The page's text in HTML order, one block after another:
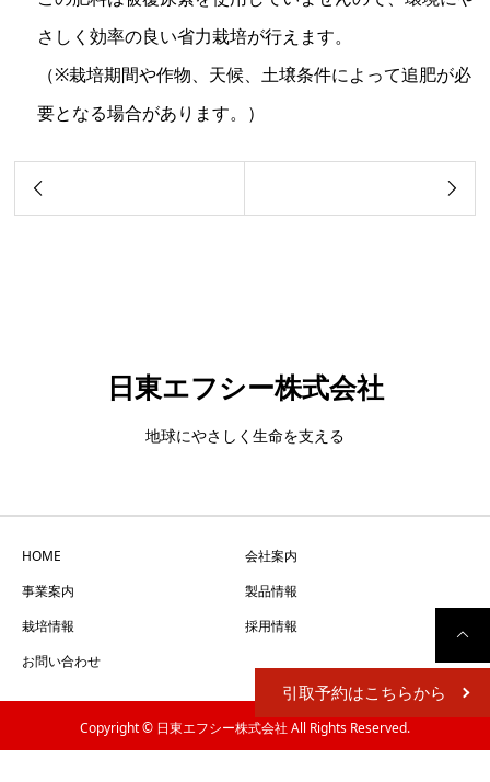
さしく効率の良い省力栽培が行えます。
（※栽培期間や作物、天候、土壌条件によって追肥が必
要となる場合があります。）
日東エフシー株式会社
地球にやさしく生命を支える
HOME
会社案内
事業案内
製品情報
栽培情報
採用情報
お問い合わせ
Copyright © 日東エフシー株式会社 All Rights Reserved.
引取予約はこちらから